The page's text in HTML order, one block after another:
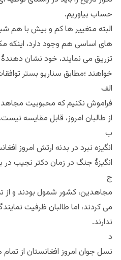
حساب بیاوریم.
البته متغییر ها کم و بیش با هم
های اساسی هم وجود دارد، اینکه
تزریق می نمایند، خود نشان
خواهند ؛مطابق سناریو بستر
الف
از طالبان امروز، قابل مقایسه نیست.
ب
انگیزه نبرد در بدنه ارتش امروز
انگیزهٔ جنگ در زمان دکتر نجیب در
ج
مجاهدین، کشور شمول بودند و از
می کردند، اما طالبان ظرفیت
ندارند.
د
نسل جوان امروز افغانستان از